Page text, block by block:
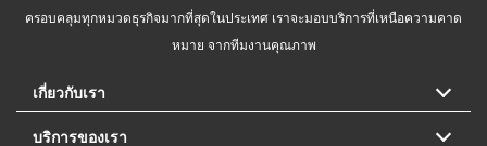
ครอบคลุมทุกหมวดธุรกิจมากที่สุดในประเทศ เราจะมอบบริการที่เหนือความคาด
หมาย จากทีมงานคุณภาพ
เกี่ยวกับเรา
บริการของเรา